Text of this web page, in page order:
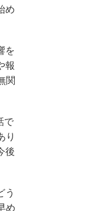
め
を
報
関
で
り
後
う
め